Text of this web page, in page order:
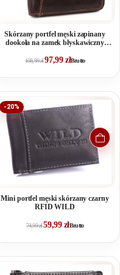
Skórzany portfel męski zapinany
dookoła na zamek błyskawiczny
108,99zł97,99 złBrutto
-20%
Mini portfel męski skórzany czarny
RFID WILD
74,99zł59,99 złBrutto